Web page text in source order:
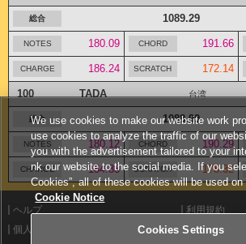
1089.29
180.09 191.66
186.24 172.14
100 TADA 台湾
1088.99
180.12 190.29
184.83 178.32
ヘルプ
利用規約
個人情報等保護方針
外部送信につ
We use cookies to make our website work
use cookies to analyze the traffic of our
you with the advertisement tailored to your
nk our website to the social media. If you
Cookies”, all of these cookies will be used
Cookie Notice
Cookies Settings